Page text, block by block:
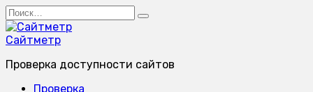
Перейти
к
содержанию
Search
for:
Сайтметр
Проверка доступности сайтов
Проверка